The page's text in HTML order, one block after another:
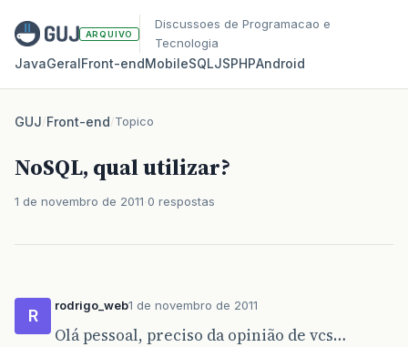
ARQUIVO
Discussoes de Programacao e
Tecnologia
JavaGeralFront‑endMobileSQLJSPHPAndroid
GUJ/Front-end/Topico
NoSQL, qual utilizar?
1 de novembro de 2011 0 respostas
R
rodrigo_web1 de novembro de 2011
Olá pessoal, preciso da opinião de vcs…